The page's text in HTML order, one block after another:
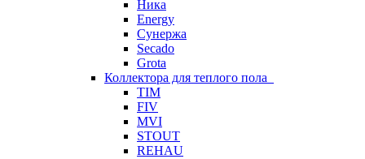
Ника
Energy
Сунержа
Secado
Grota
Коллектора для теплого пола
TIM
FIV
MVI
STOUT
REHAU